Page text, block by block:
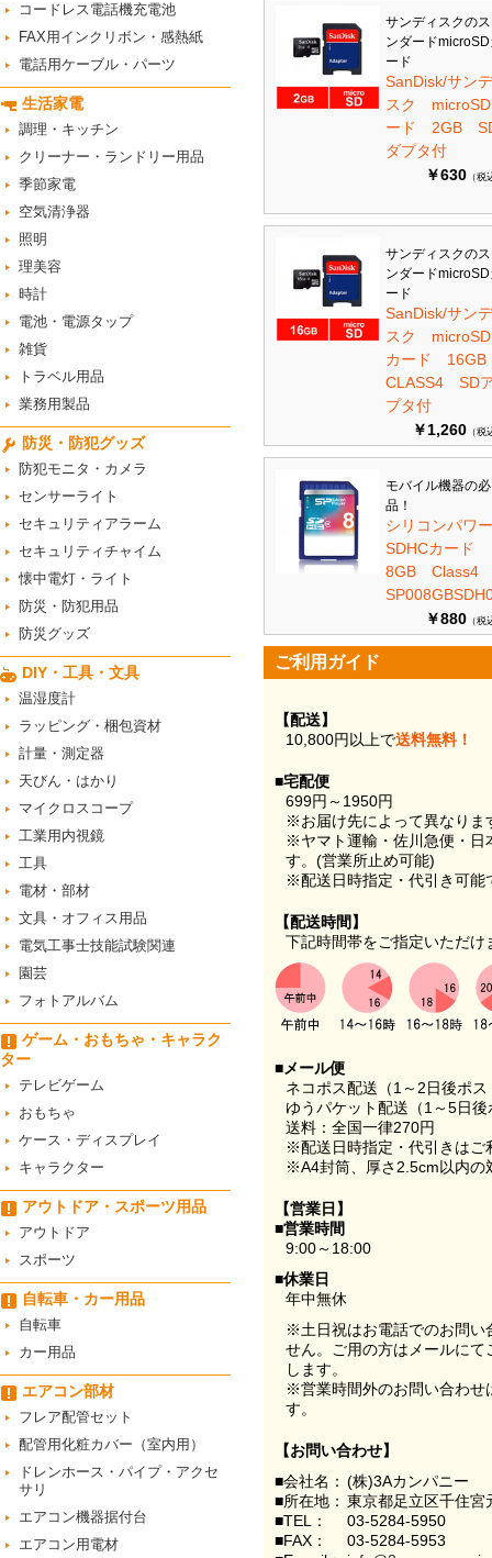
コードレス電話機充電池
FAX用インクリボン・感熱紙
電話用ケーブル・パーツ
生活家電
調理・キッチン
クリーナー・ランドリー用品
季節家電
空気清浄器
照明
理美容
時計
電池・電源タップ
雑貨
トラベル用品
業務用製品
防災・防犯グッズ
防犯モニタ・カメラ
センサーライト
セキュリティアラーム
セキュリティチャイム
懐中電灯・ライト
防災・防犯用品
防災グッズ
DIY・工具・文具
温湿度計
ラッピング・梱包資材
計量・測定器
天びん・はかり
マイクロスコープ
工業用内視鏡
工具
電材・部材
文具・オフィス用品
電気工事士技能試験関連
園芸
フォトアルバム
ゲーム・おもちゃ・キャラク
ター
テレビゲーム
おもちゃ
ケース・ディスプレイ
キャラクター
アウトドア・スポーツ用品
アウトドア
スポーツ
自転車・カー用品
自転車
カー用品
エアコン部材
フレア配管セット
配管用化粧カバー（室内用）
ドレンホース・パイプ・アクセ
サリ
エアコン機器据付台
エアコン用電材
サンディスクの
ンダード
ード
SanDisk/サン
スク
ード 2GB
ダプタ付
￥630 （税
サンディスクの
ンダード
ード
SanDisk/サン
スク
カード
CLASS4 SD
プタ付
￥1,260 （税
モバイル機器の
品！
シリコンパ
SDHCカード
8GB
￥880 （税
ご利用ガイド
【配送】
10,800円以上で送料無料！
■宅配便
699円～1950円
※お届け先によって異なりま
※ヤマト運輸・佐川急便・日
す。(営業所止め可能)
※配送日時指定・代引き可能
【配送時間】
下記時間帯をご指定いただけ
■メール便
ネコポス配送（1～2日後ポ
ゆうパケット配送（1～5日
送料：全国一律270円
※配送日時指定・代引きはご
※A4封筒、厚さ2.5cm以内の
【営業日】
■営業時間
9:00～18:00
■休業日
年中無休
※土日祝はお電話でのお問い
せん。ご用の方はメールに
します。
※営業時間外のお問い合わせ
す。
【お問い合わせ】
■会社名： (株)3Aカンパニー
■所在地： 東京都足立区千住
■TEL：
03-5284-5950
■FAX：
03-5284-5953